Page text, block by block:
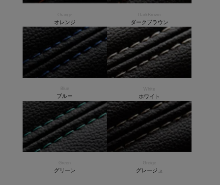
オレンジ
DarkBrown
ダークブラウン
ブルー
White
ホワイト
Green
グリーン
Greige
グレージュ